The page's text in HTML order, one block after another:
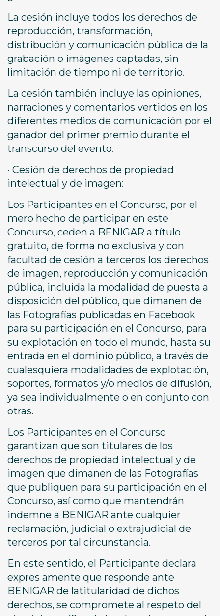
La cesión incluye todos los derechos de
reproducción, transformación,
distribución y comunicación pública de la
grabación o imágenes captadas, sin
limitación de tiempo ni de territorio.
La cesión también incluye las opiniones,
narraciones y comentarios vertidos en los
diferentes medios de comunicación por el
ganador del primer premio durante el
transcurso del evento.
· Cesión de derechos de propiedad
intelectual y de imagen:
Los Participantes en el Concurso, por el
mero hecho de participar en este
Concurso, ceden a BENIGAR a título
gratuito, de forma no exclusiva y con
facultad de cesión a terceros los derechos
de imagen, reproducción y comunicación
pública, incluida la modalidad de puesta a
disposición del público, que dimanen de
las Fotografías publicadas en Facebook
para su participación en el Concurso, para
su explotación en todo el mundo, hasta su
entrada en el dominio público, a través de
cualesquiera modalidades de explotación,
soportes, formatos y/o medios de difusión,
ya sea individualmente o en conjunto con
otras.
Los Participantes en el Concurso
garantizan que son titulares de los
derechos de propiedad intelectual y de
imagen que dimanen de las Fotografías
que publiquen para su participación en el
Concurso, así como que mantendrán
indemne a BENIGAR ante cualquier
reclamación, judicial o extrajudicial de
terceros por tal circunstancia.
En este sentido, el Participante declara
expres amente que responde ante
BENIGAR de latitularidad de dichos
derechos, se compromete al respeto del